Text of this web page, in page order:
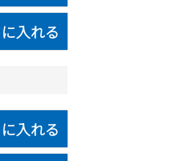
入れる
入れる